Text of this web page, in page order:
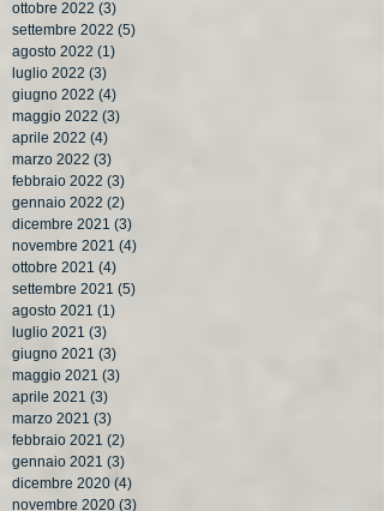
ottobre 2022 (3)
settembre 2022 (5)
agosto 2022 (1)
luglio 2022 (3)
giugno 2022 (4)
maggio 2022 (3)
aprile 2022 (4)
marzo 2022 (3)
febbraio 2022 (3)
gennaio 2022 (2)
dicembre 2021 (3)
novembre 2021 (4)
ottobre 2021 (4)
settembre 2021 (5)
agosto 2021 (1)
luglio 2021 (3)
giugno 2021 (3)
maggio 2021 (3)
aprile 2021 (3)
marzo 2021 (3)
febbraio 2021 (2)
gennaio 2021 (3)
dicembre 2020 (4)
novembre 2020 (3)